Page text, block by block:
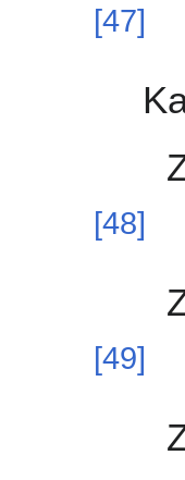
[47]
[48]
[49]